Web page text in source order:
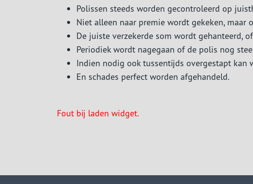
Polissen steeds worden gecontroleerd op
Niet alleen naar premie wordt gekeken, maar
De juiste verzekerde som wordt gehanteerd,
Periodiek wordt nagegaan of de polis nog
Indien nodig ook tussentijds overgestapt kan
En schades perfect worden afgehandeld.
Fout bij laden widget.